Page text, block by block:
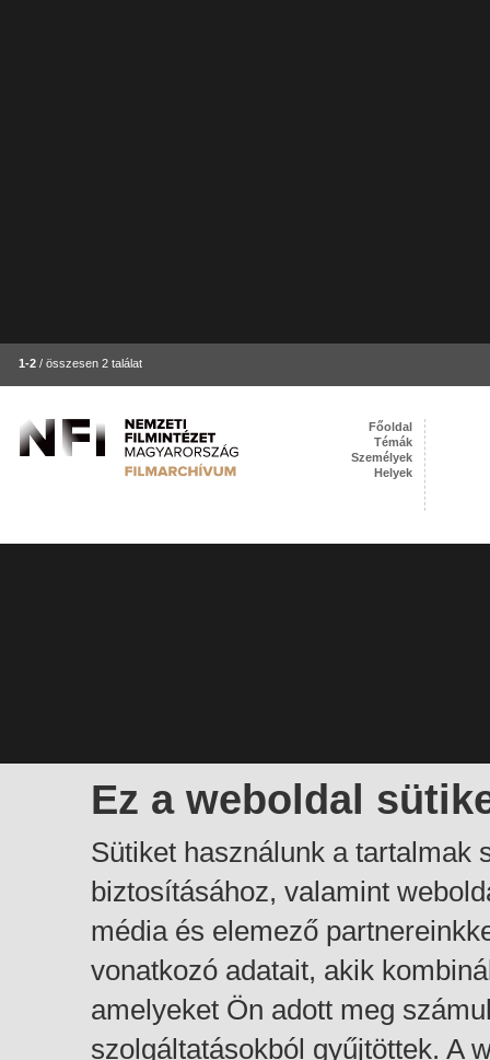
1-2 / összesen 2 találat
Ez a weboldal
Sütiket használunk a tartalmak
biztosításához, valamint
média és elemező
vonatkozó adatait, akik
amelyeket Ön adott meg
szolgáltatásokból gyűjtöttek. A
Főoldal
Témák
Személyek
Helyek